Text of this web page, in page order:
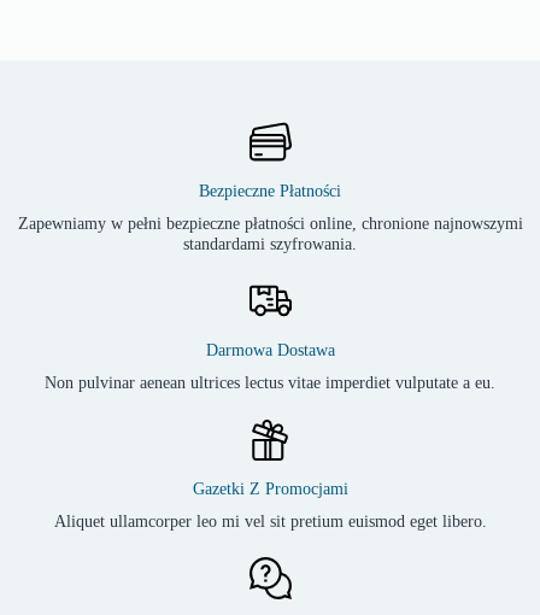
Bezpieczne Płatności
Zapewniamy w pełni bezpieczne płatności online, chronione najnowszymi
standardami szyfrowania.
Darmowa Dostawa
Non pulvinar aenean ultrices lectus vitae imperdiet vulputate a eu.
Gazetki Z Promocjami
Aliquet ullamcorper leo mi vel sit pretium euismod eget libero.